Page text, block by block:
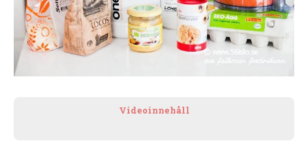
Videoinnehåll